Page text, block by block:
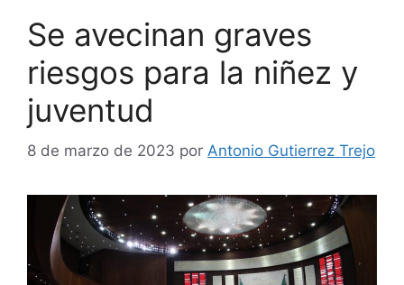
Se avecinan graves
riesgos para la niñez y
juventud
8 de marzo de 2023 por Antonio Gutierrez Trejo